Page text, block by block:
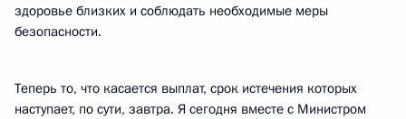
здоровье близких и соблюдать необходимые меры
безопасности.
Теперь то, что касается выплат, срок истечения которых
наступает, по сути, завтра. Я сегодня вместе с Министром